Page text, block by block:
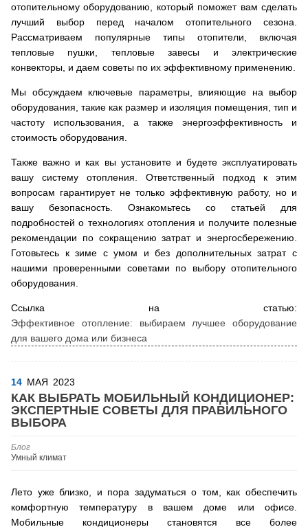
отопительному оборудованию, который поможет вам сделать
лучший выбор перед началом отопительного сезона.
Рассматриваем популярные типы отопители, включая
тепловые пушки, тепловые завесы и электрические
конвекторы, и даем советы по их эффективному применению.
Мы обсуждаем ключевые параметры, влияющие на выбор
оборудования, такие как размер и изоляция помещения, тип и
частоту использования, а также энергоэффективность и
стоимость оборудования.
Также важно и как вы установите и будете эксплуатировать
вашу систему отопления. Ответственный подход к этим
вопросам гарантирует не только эффективную работу, но и
вашу безопасность. Ознакомьтесь со статьей для
подробностей о технологиях отопления и получите полезные
рекомендации по сокращению затрат и энергосбережению.
Готовьтесь к зиме с умом и без дополнительных затрат с
нашими проверенными советами по выбору отопительного
оборудования.
Ссылка на статью:
Эффективное отопление: выбираем лучшее оборудование
для вашего дома или бизнеса
14 МАЯ 2023
КАК ВЫБРАТЬ МОБИЛЬНЫЙ КОНДИЦИОНЕР:
ЭКСПЕРТНЫЕ СОВЕТЫ ДЛЯ ПРАВИЛЬНОГО
ВЫБОРА
Блог
Умный климат
Лето уже близко, и пора задуматься о том, как обеспечить
комфортную температуру в вашем доме или офисе.
Мобильные кондиционеры становятся все более